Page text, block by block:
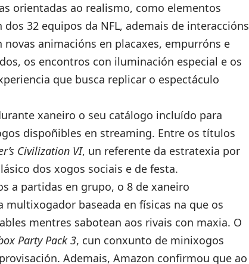
orientadas ao realismo, como elementos
32 equipos da NFL, ademais de interaccións
novas animacións en placaxes, empurróns e
os encontros con iluminación especial e os
que busca replicar o espectáculo
xaneiro o seu catálogo incluído para
dispoñibles en streaming. Entre os títulos
Civilization VI, un referente da estratexia por
dos xogos sociais e de festa.
a partidas en grupo, o 8 de xaneiro
multixogador baseada en físicas na que os
mentres sabotean aos rivais con maxia. O
Party Pack 3, cun conxunto de minixogos
Ademais, Amazon confirmou que ao